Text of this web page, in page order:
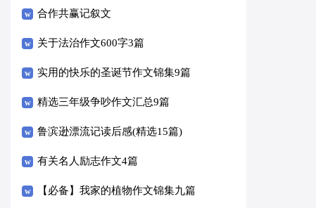
合作共赢记叙文
关于法治作文600字3篇
实用的快乐的圣诞节作文锦集9篇
精选三年级争吵作文汇总9篇
鲁滨逊漂流记读后感(精选15篇)
有关名人励志作文4篇
【必备】我家的植物作文锦集九篇